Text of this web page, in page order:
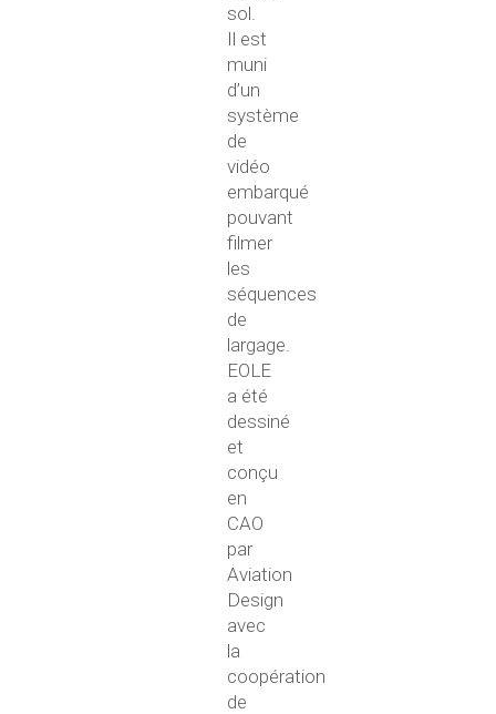
sol.
Il est
muni
d’un
système
de
vidéo
embarqué
pouvant
filmer
les
séquences
de
largage.
EOLE
a été
dessiné
et
conçu
en
CAO
par
Aviation
Design
avec
la
coopération
de